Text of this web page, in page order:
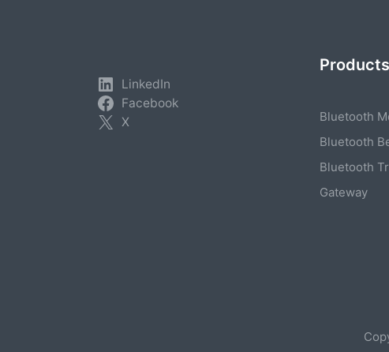
LinkedIn
Facebook
X
Products
Bluetooth
Bluetooth
Bluetooth
Gateway